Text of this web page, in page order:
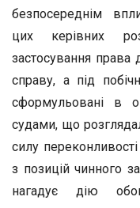
безпосереднім
цих керівних
застосування права
справу, а під
сформульовані в
судами, що
силу
з позицій чинного
нагадує дію